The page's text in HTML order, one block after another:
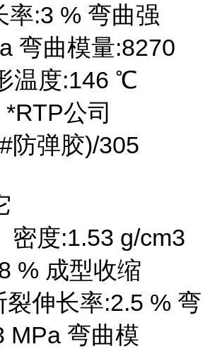
率:3 % 弯曲强
弯曲模量:8270
温度:146 ℃
公司
防弹胶)/305
密度:1.53 g/cm3
% 成型收缩
裂伸长率:2.5 % 弯
MPa 弯曲模